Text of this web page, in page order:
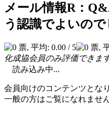
メール情報R：
う認識でよいので
化成協会員のみ評価できます
読み込み中...
会員向けのコンテンツとな
一般の方はご覧になれません